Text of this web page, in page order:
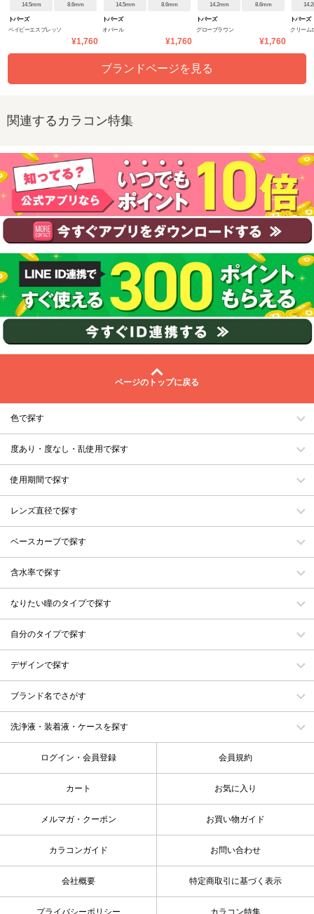
14.5mm 8.6mm
トパーズ
ベイビーエスプレッソ
¥1,760
14.5mm 8.6mm
トパーズ
オパール
¥1,760
14.2mm 8.6mm
トパーズ
グローブラウン
¥1,760
トパーズ
クリーム
ブランドページを見る
関連するカラコン特集
ページのトップに戻る
色で探す
度あり・度なし・乱使用で探す
使用期間で探す
レンズ直径で探す
ベースカーブで探す
含水率で探す
なりたい瞳のタイプで探す
自分のタイプで探す
デザインで探す
ブランド名でさがす
洗浄液・装着液・ケースを探す
ログイン・会員登録 会員規約
カート お気に入り
メルマガ・クーポン お買い物ガイド
カラコンガイド お問い合わせ
会社概要 特定商取引に基づく表示
プライバシーポリシー カラコン特集